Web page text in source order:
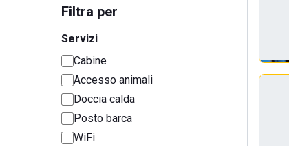
Filtra per
Servizi
Cabine
Accesso animali
Doccia calda
Posto barca
WiFi